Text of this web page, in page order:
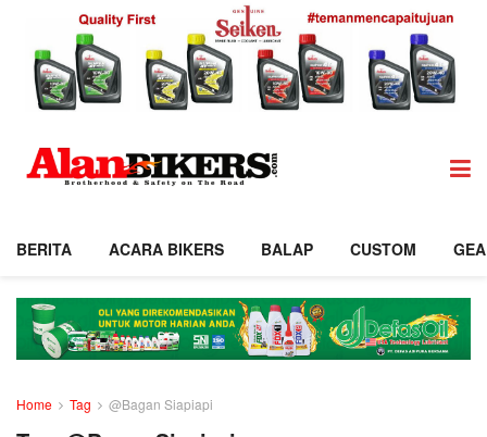
BERITA ACARA BIKERS BALAP CUSTOM
Home Tag @Bagan Siapiapi